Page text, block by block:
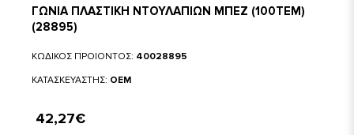
ΓΩΝΙΑ ΠΛΑΣΤΙΚΗ ΝΤΟΥΛΑΠΙΩΝ ΜΠΕΖ (100ΤΕΜ)
(28895)
ΚΩΔΙΚΟΣ ΠΡΟΙΟΝΤΟΣ: 40028895
ΚΑΤΑΣΚΕΥΑΣΤΗΣ: OEM
42,27€